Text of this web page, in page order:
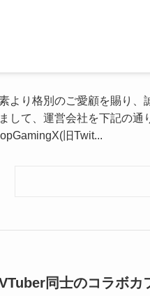
り格別のご愛顧を賜り、
して、運営会社を下記の
旧Twit...
同士のコラボカ